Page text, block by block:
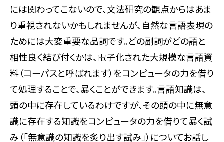
には関わってこないので、文法研究の観点からはあま
り重視されないかもしれませんが、自然な言語表現の
ためには大変重要な品詞です。どの副詞がどの語と
相性良く結び付くかは、電子化された大規模な言語資
料（コーパスと呼ばれます）をコンピュータの力を借り
て処理することで、暴くことができます。言語知識は、
頭の中に存在しているわけですが、その頭の中に無意
識に存在する知識をコンピュータの力を借りて暴く試
み（「無意識の知識を炙り出す試み」）についてお話し